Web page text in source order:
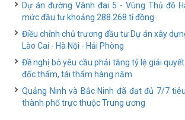
Dự án đường Vành đai 5 - Vùng Thủ đô
mức đầu tư khoảng 288.268 tỉ đồng
Điều chỉnh chủ trương đầu tư Dự án xây
Lào Cai - Hà Nội - Hải Phòng
Đề nghị bỏ yêu cầu phải tăng tỷ lệ giải
đốc thẩm, tái thẩm hàng năm
Quảng Ninh và Bắc Ninh đã đạt đủ 7/7
thành phố trực thuộc Trung ương